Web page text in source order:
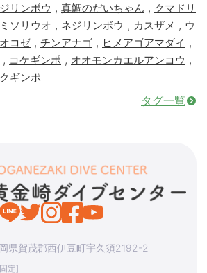
リンボウ , 真鯛のだいちゃん , クマドリ
ソリウオ , ネジリンボウ , カスザメ , ウ
コゼ, チンアナゴ , ヒメアゴアマダイ ,
, コケギンポ , オオモンカエルアンコウ ,
ギンポ
タグ一覧
県賀茂郡西伊豆町宇久須2192-2
定]